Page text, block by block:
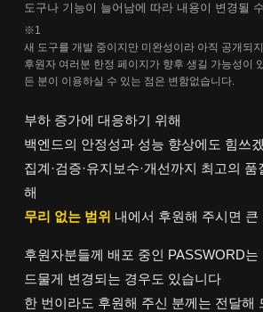
도구나 기능이 늘어남에 따라 내용이 변경될
※1
새 도구를 개발 중이지만 미완성이라 아직 공개되
후원자 여러분 한정 페이지가 향후 생길 가능성이
든 분이 이용하실 수 있는 점은 변함없습니다.
부하 증가에 대응하기 위해
백엔드의 안정성과 성능 향상에도 힘쓰
집계·검증·유지보수·개선까지 최고의
해
무리 없는 범위 내에서 후원해 주시면 큰
후원자분들께 배포 중인 PASSWORD는
드물게 변경되는 경우도 있습니다
한 번이라도 후원해 주신 분께는 전달해